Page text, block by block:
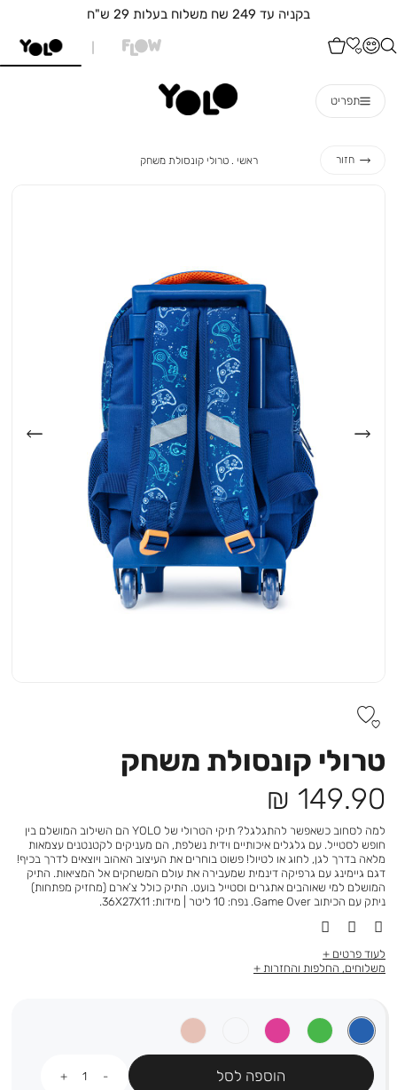
תפריט
חזור ראשי ראשי
טרולי קונסולת משחק
טרולי קונסולת משחק
מחיר
מוצר
149.90 ₪
למה לסחוב כשאפשר להתגלגל? תיקי הטרולי של YOLO הם השילוב המושלם בין
חופש לסטייל. עם גלגלים איכותיים וידית נשלפת, הם מעניקים לקטנטנים עצמאות
מלאה בדרך לגן, לחוג או לטיול! פשוט בוחרים את העיצוב האהוב ויוצאים לדרך בכיף!
דגם גיימינג עם גרפיקה דינמית שמעבירה את עולם המשחקים אל המציאות. התיק
המושלם למי שאוהבים אתגרים וסטייל בועט. התיק כולל צ’ארם (מחזיק מפתחות)
ניתק עם הכיתוב Game Over. נפח: 10 ליטר | מידות: 36X27X11.
לעוד פרטים
משלוחים, החלפות והחזרות
הוספה לסל